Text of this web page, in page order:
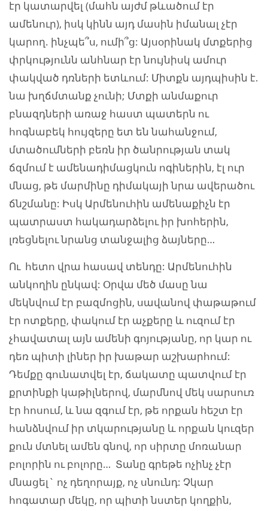
էր կատարվել (մահն այժմ թևածում էր
ամենուր), իսկ կինն այդ մասին իմանալ չէր
կարող. ինչպե՞ս, ումի՞ց: Այսօրինակ մտքերից
փրկությունն անհնար էր նույնիսկ ամուր
փակված դռների ետևում: Միտքն այդպիսին է.
նա խղճմտանք չունի; Մտքի անմաքուր
բնազդների առաջ հաստ պատերն ու
հոգնաբեկ հույզերը ետ են նահանջում,
մտածումների բեռն իր ծանրության տակ
ճզմում է ամենադիմացկուն ոգիներին, էլ ուր
մնաց, թե մարմինը դիմակայի նրա ավերածու
ճնշմանը: Իսկ Արմենուհին ամենաքիչն էր
պատրաստ հակադարձելու իր խոհերին,
լռեցնելու նրանց տանջալից ձայները…
Ու հետո վրա հասավ տենդը: Արմենուհին
անկողին ընկավ: Օրվա մեծ մասը նա
մեկնվում էր բազմոցին, սավանով փաթաթում
էր ոտքերը, փակում էր աչքերը և ուզում էր
չհավատալ այն ամենի գոյությանը, որ կար ու
դեռ պիտի լիներ իր խաթար աշխարհում:
Դեմքը գունատվել էր, ճակատը պատվում էր
քրտինքի կաթիլներով, մարմնով մեկ սարսուռ
էր հոսում, և նա զգում էր, թե որքան հեշտ էր
հանձնվում իր տկարությանը և որքան կուզեր
քուն մտնել ամեն գնով, որ սիրտը մոռանար
բոլորին ու բոլորը… Տանը գրեթե ոչինչ չէր
մնացել` ոչ դեղորայք, ոչ սնունդ: Չկար
հոգատար մեկը, որ պիտի նստեր կողքին,